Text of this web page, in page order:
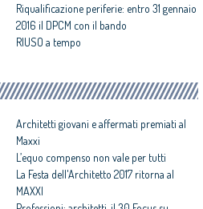
Riqualificazione periferie: entro 31 gennaio
2016 il DPCM con il bando
RIUSO a tempo
Architetti giovani e affermati premiati al
Maxxi
L’equo compenso non vale per tutti
La Festa dell'Architetto 2017 ritorna al
MAXXI